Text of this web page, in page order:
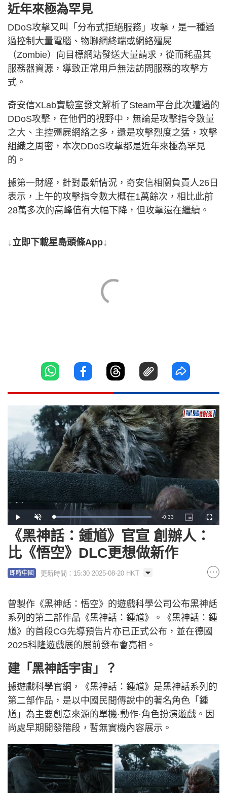
近年來極為罕見
DDoS攻擊又叫「分布式拒絕服務」攻擊，是一種通
過控制大量電腦、物聯網終端或網絡殭屍
（Zombie）向目標網站發送大量請求，從而耗盡其
服務器資源，導致正常用戶無法訪問服務的攻擊方
式。
奇安信XLab實驗室發文解析了Steam平台此次遭遇的
DDoS攻擊，在他們的視野中，無論是攻擊指令數量
之大、主控殭屍網絡之多，還是攻擊烈度之猛，攻擊
組織之周密，本次DDoS攻擊都是近年來極為罕見
的。
據第一財經，針對最新情況，奇安信相關負責人26日
表示，上午的攻擊指令數大概在1萬餘次，相比此前
28萬多次的高峰值有大幅下降，但攻擊還在繼續。
↓立即下載星島頭條App↓
Play Unmute Loaded:
Remaining
Time
-0:33
Picture-
in-
Picture
《黑神話：鍾馗》官宣 創辦人：
比《悟空》DLC更想做新作
即時中國 更新時間：15:30 2025-08-20 HKT
曾製作《黑神話：悟空》的遊戲科學公司公布黑神話
系列的第二部作品《黑神話：鍾馗》。《黑神話：鍾
馗》的首段CG先導預告片亦已正式公布，並在德國
2025科隆遊戲展的展前發布會亮相。
建「黑神話宇宙」？
據遊戲科學官網，《黑神話：鍾馗》是黑神話系列的
第二部作品，是以中國民間傳說中的著名角色「鍾
馗」為主要創意來源的單機·動作·角色扮演遊戲。因
尚處早期開發階段，暫無實機內容展示。